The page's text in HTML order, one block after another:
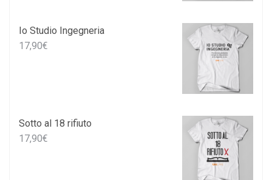
Io Studio Ingegneria
17,90€
Sotto al 18 rifiuto
17,90€